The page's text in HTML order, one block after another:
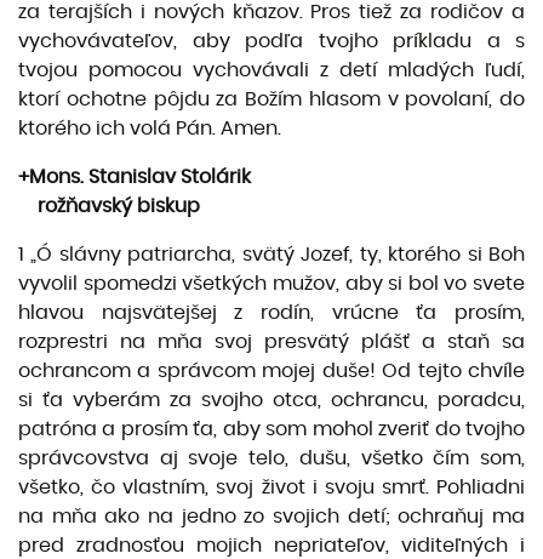
za terajších i nových kňazov. Pros tiež za rodičov a
vychovávateľov, aby podľa tvojho príkladu a s
tvojou pomocou vychovávali z detí mladých ľudí,
ktorí ochotne pôjdu za Božím hlasom v povolaní, do
ktorého ich volá Pán. Amen.
+Mons. Stanislav Stolárik
rožňavský biskup
1 „Ó slávny patriarcha, svätý Jozef, ty, ktorého si Boh
vyvolil spomedzi všetkých mužov, aby si bol vo svete
hlavou najsvätejšej z rodín, vrúcne ťa prosím,
rozprestri na mňa svoj presvätý plášť a staň sa
ochrancom a správcom mojej duše! Od tejto chvíle
si ťa vyberám za svojho otca, ochrancu, poradcu,
patróna a prosím ťa, aby som mohol zveriť do tvojho
správcovstva aj svoje telo, dušu, všetko čím som,
všetko, čo vlastním, svoj život i svoju smrť. Pohliadni
na mňa ako na jedno zo svojich detí; ochraňuj ma
pred zradnosťou mojich nepriateľov, viditeľných i